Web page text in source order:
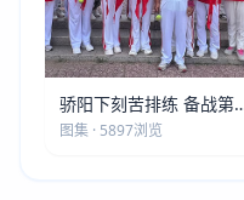
骄阳下刻苦排练 备战第
五届莫斯科世界大健康运
图集 · 5897浏览